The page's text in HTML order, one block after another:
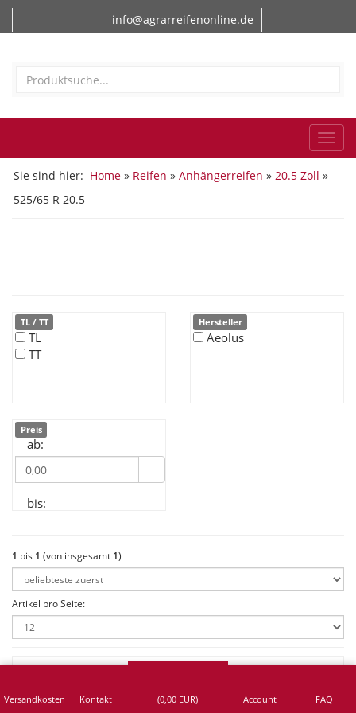
info@agrarreifenonline.de
Sie sind hier: Home » Reifen » Anhängerreifen » 20.5 Zoll »
525/65 R 20.5
TL / TT
TL
TT
Hersteller
Aeolus
Preis
ab:
bis:
1 bis 1 (von insgesamt 1)
Artikel pro Seite:
Versandkosten Kontakt (0,00 EUR) Account FAQ